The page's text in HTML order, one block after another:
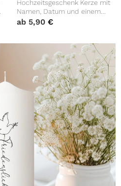
Hochzeitsgeschenk Kerze mit
Namen, Datum und einem
kleinen Herzen, Geschenk zur
ab 5,90 €